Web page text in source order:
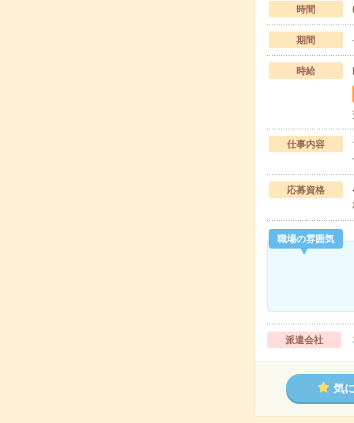
時間
期間
時給
仕事内容
応募資格
職場の雰囲気
派遣会社
気